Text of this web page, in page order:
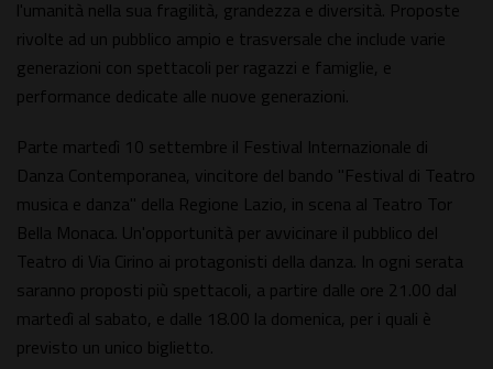
l'umanità nella sua fragilità, grandezza e diversità. Proposte
rivolte ad un pubblico ampio e trasversale che include varie
generazioni con spettacoli per ragazzi e famiglie, e
performance dedicate alle nuove generazioni.
Parte martedì 10 settembre il Festival Internazionale di
Danza Contemporanea, vincitore del bando "Festival di Teatro
musica e danza" della Regione Lazio, in scena al Teatro Tor
Bella Monaca. Un'opportunità per avvicinare il pubblico del
Teatro di Via Cirino ai protagonisti della danza. In ogni serata
saranno proposti più spettacoli, a partire dalle ore 21.00 dal
martedì al sabato, e dalle 18.00 la domenica, per i quali è
previsto un unico biglietto.